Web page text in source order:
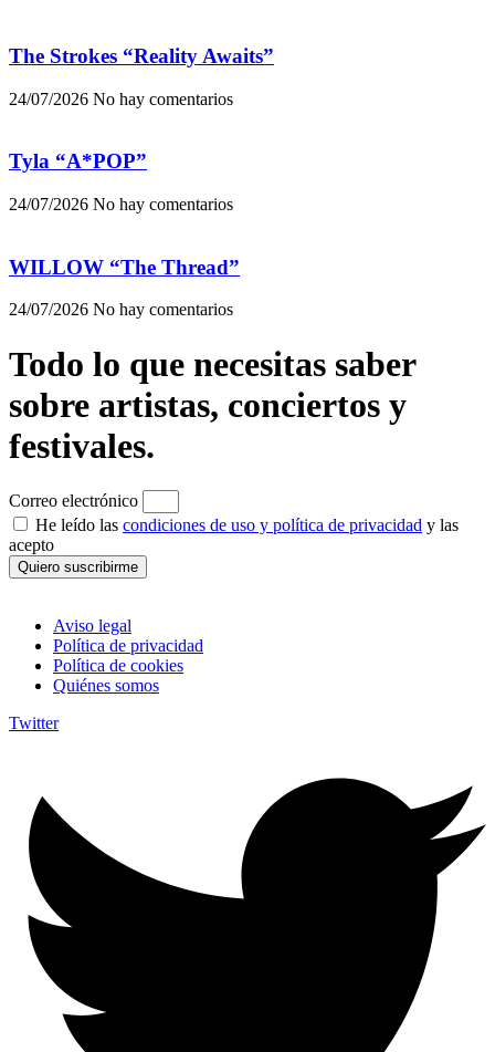
The Strokes “Reality Awaits”
24/07/2026 No hay comentarios
Tyla “A*POP”
24/07/2026 No hay comentarios
WILLOW “The Thread”
24/07/2026 No hay comentarios
Todo lo que necesitas saber
sobre artistas, conciertos y
festivales.
Correo electrónico
He leído las condiciones de uso y política de privacidad y las
acepto
Quiero suscribirme
Aviso legal
Política de privacidad
Política de cookies
Quiénes somos
Twitter